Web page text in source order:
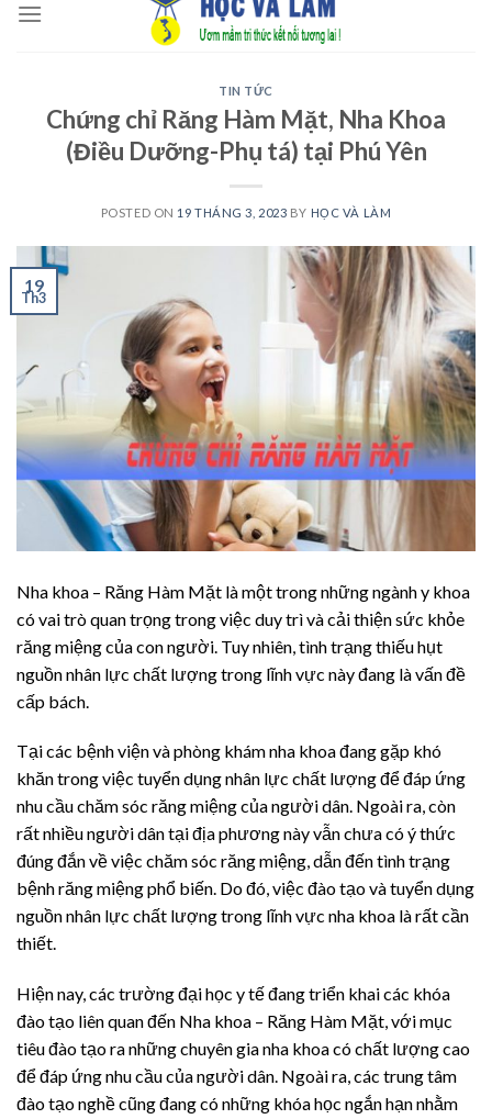
TIN TỨC
Chứng chỉ Răng Hàm Mặt, Nha Khoa
(Điều Dưỡng-Phụ tá) tại Phú Yên
POSTED ON 19 THÁNG 3, 2023 BY HỌC VÀ LÀM
19
Th3
Nha khoa – Răng Hàm Mặt là một trong những ngành y khoa
có vai trò quan trọng trong việc duy trì và cải thiện sức khỏe
răng miệng của con người. Tuy nhiên, tình trạng thiếu hụt
nguồn nhân lực chất lượng trong lĩnh vực này đang là vấn đề
cấp bách.
Tại các bệnh viện và phòng khám nha khoa đang gặp khó
khăn trong việc tuyển dụng nhân lực chất lượng để đáp ứng
nhu cầu chăm sóc răng miệng của người dân. Ngoài ra, còn
rất nhiều người dân tại địa phương này vẫn chưa có ý thức
đúng đắn về việc chăm sóc răng miệng, dẫn đến tình trạng
bệnh răng miệng phổ biến. Do đó, việc đào tạo và tuyển dụng
nguồn nhân lực chất lượng trong lĩnh vực nha khoa là rất cần
thiết.
Hiện nay, các trường đại học y tế đang triển khai các khóa
đào tạo liên quan đến Nha khoa – Răng Hàm Mặt, với mục
tiêu đào tạo ra những chuyên gia nha khoa có chất lượng cao
để đáp ứng nhu cầu của người dân. Ngoài ra, các trung tâm
đào tạo nghề cũng đang có những khóa học ngắn hạn nhằm